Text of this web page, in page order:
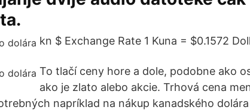
kn $ Exchange Rate 1 Kuna = $0.1572
To tlačí ceny hore a dole, podobne ako
ako je zlato alebo akcie. Trhová cena
napríklad na nákup kanadského